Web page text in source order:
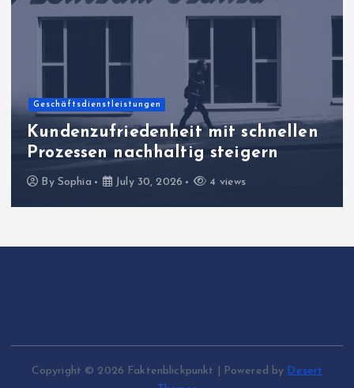
Geschäftsdienstleistungen
Kundenzufriedenheit mit schnellen
Prozessen nachhaltig steigern
By Sophia July 30, 2026 4 views
Copyright © 2026 Faktenblickpunkt | Powered by Desert